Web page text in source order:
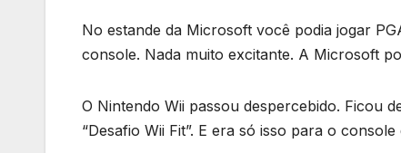
No estande da Microsoft você podia jogar
console. Nada muito excitante. A Microsoft
O Nintendo Wii passou despercebido. Ficou
“Desafio Wii Fit”. E era só isso para o